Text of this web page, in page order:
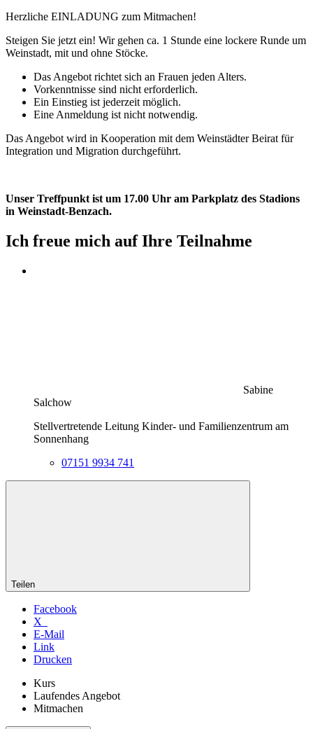
Herzliche EINLADUNG zum Mitmachen!
Steigen Sie jetzt ein! Wir gehen ca. 1 Stunde eine lockere Runde um
Weinstadt, mit und ohne Stöcke.
Das Angebot richtet sich an Frauen jeden Alters.
Vorkenntnisse sind nicht erforderlich.
Ein Einstieg ist jederzeit möglich.
Eine Anmeldung ist nicht notwendig.
Das Angebot wird in Kooperation mit dem Weinstädter Beirat für
Integration und Migration durchgeführt.
Unser Treffpunkt ist um 17.00 Uhr am Parkplatz des Stadions
in Weinstadt-Benzach.
Ich freue mich auf Ihre Teilnahme
Sabine
Salchow
Stellvertretende Leitung Kinder- und Familienzentrum am
Sonnenhang
07151 9934 741
Teilen
Facebook
X
E-Mail
Link
Drucken
Kurs
Laufendes Angebot
Mitmachen